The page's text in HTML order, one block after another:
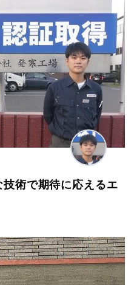
術で期待に応えるエ